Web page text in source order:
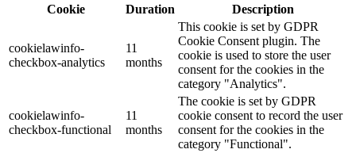
Cookie
Duration Description
cookielawinfo-
checkbox-analytics
11
months
This cookie is set by GDPR
Cookie Consent plugin. The
cookie is used to store the user
consent for the cookies in the
category "Analytics".
cookielawinfo-
checkbox-functional
11
months
The cookie is set by GDPR
cookie consent to record the user
consent for the cookies in the
category "Functional".